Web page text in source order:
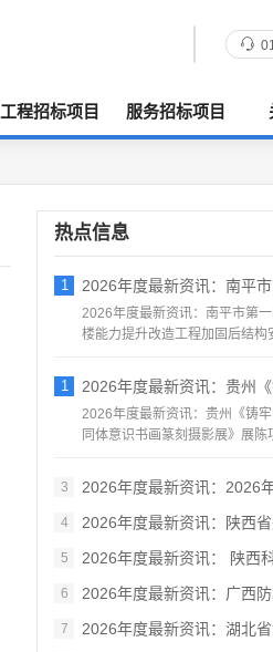
工程招标项目 服务招标项目
热点信息
1 2026年度最新资讯：南平市第一
2026年度最新资讯：南平市第
楼能力提升改造工程加固后结构
1 2026年度最新资讯：贵州《铸牢
2026年度最新资讯：贵州《铸
同体意识书画篆刻摄影展》展陈
3
2026年度最新资讯：2026
4 2026年度最新资讯：陕西省丹凤
5 2026年度最新资讯： 陕西科技
6 2026年度最新资讯：广西防城港
7 2026年度最新资讯：湖北省消防